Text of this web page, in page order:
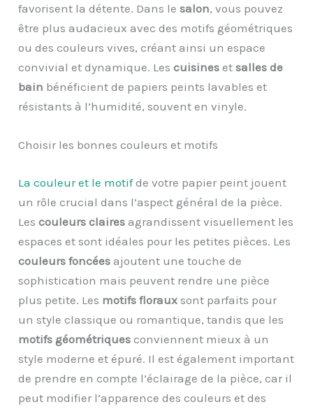
favorisent la détente. Dans lesalon, vous pouvez
être plus audacieux avec des motifs géométriques
ou des couleurs vives, créant ainsi un espace
convivial et dynamique. Lescuisines etsalles de
bain bénéficient de papiers peints lavables et
résistants à l’humidité, souvent en vinyle.
Choisir les bonnes couleurs et motifs
La couleur et le motifde votre papier peint jouent
un rôle crucial dans l’aspect général de la pièce.
Lescouleurs claires agrandissent visuellement les
espaces et sont idéales pour les petites pièces. Les
couleurs foncées ajoutent une touche de
sophistication mais peuvent rendre une pièce
plus petite. Les motifs floraux sont parfaits pour
un style classique ou romantique, tandis que les
motifs géométriques conviennent mieux à un
style moderne et épuré. Il est également important
de prendre en compte l’éclairage de la pièce, car il
peut modifier l’apparence des couleurs et des